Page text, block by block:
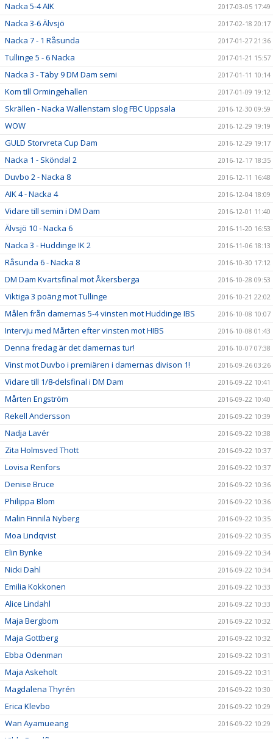
Nacka 5-4 AIK 2017-03-05 17:49
Nacka 3-6 Älvsjö 2017-02-18 20:17
Nacka 7 - 1 Råsunda 2017-01-27 21:36
Tullinge 5 - 6 Nacka 2017-01-21 15:57
Nacka 3 - Täby 9 DM Dam semi 2017-01-11 10:14
Kom till Ormingehallen 2017-01-09 19:12
Skrällen - Nacka Wallenstam slog FBC Uppsala 2016-12-30 09:59
WOW 2016-12-29 19:19
GULD Storvreta Cup Dam 2016-12-29 19:17
Nacka 1 - Sköndal 2 2016-12-17 18:35
Duvbo 2 - Nacka 8 2016-12-11 16:48
AIK 4 - Nacka 4 2016-12-04 18:09
Vidare till semin i DM Dam 2016-12-01 11:40
Älvsjö 10 - Nacka 6 2016-11-20 16:53
Nacka 3 - Huddinge IK 2 2016-11-06 18:13
Råsunda 6 - Nacka 8 2016-10-30 17:12
DM Dam Kvartsfinal mot Åkersberga 2016-10-28 09:53
Viktiga 3 poäng mot Tullinge 2016-10-21 22:02
Målen från damernas 5-4 vinsten mot Huddinge IBS 2016-10-08 10:07
Intervju med Mårten efter vinsten mot HIBS 2016-10-08 01:43
Denna fredag är det damernas tur! 2016-10-07 07:38
Vinst mot Duvbo i premiären i damernas divison 1! 2016-09-26 03:26
Vidare till 1/8-delsfinal i DM Dam 2016-09-22 10:41
Mårten Engström 2016-09-22 10:40
Rekell Andersson 2016-09-22 10:39
Nadja Lavér 2016-09-22 10:38
Zita Holmsved Thott 2016-09-22 10:37
Lovisa Renfors 2016-09-22 10:37
Denise Bruce 2016-09-22 10:36
Philippa Blom 2016-09-22 10:36
Malin Finnilä Nyberg 2016-09-22 10:35
Moa Lindqvist 2016-09-22 10:35
Elin Bynke 2016-09-22 10:34
Nicki Dahl 2016-09-22 10:34
Emilia Kokkonen 2016-09-22 10:33
Alice Lindahl 2016-09-22 10:33
Maja Bergbom 2016-09-22 10:32
Maja Gottberg 2016-09-22 10:32
Ebba Odenman 2016-09-22 10:31
Maja Askeholt 2016-09-22 10:31
Magdalena Thyrén 2016-09-22 10:30
Erica Klevbo 2016-09-22 10:29
Wan Ayamueang 2016-09-22 10:29